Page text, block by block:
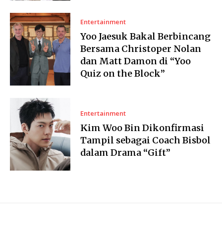
Entertainment
Yoo Jaesuk Bakal Berbincang
Bersama Christoper Nolan
dan Matt Damon di “Yoo
Quiz on the Block”
Entertainment
Kim Woo Bin Dikonfirmasi
Tampil sebagai Coach Bisbol
dalam Drama “Gift”